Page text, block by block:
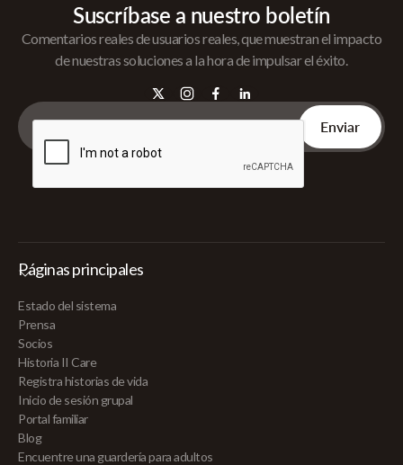
Suscríbase a nuestro boletín
Comentarios reales de usuarios reales, que muestran el impacto
de nuestras soluciones a la hora de impulsar el éxito.
Páginas principales
Estado del sistema
Prensa
Socios
Historia II Care
Registra historias de vida
Inicio de sesión grupal
Portal familiar
Blog
Encuentre una guardería para adultos